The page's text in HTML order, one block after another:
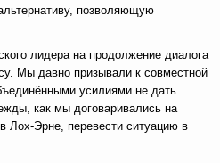
позволяющую
лидера на продолжение диалога
Мы давно призывали к совместной
усилиями не дать
как мы договаривались на
Лох-Эрне, перевести ситуацию в